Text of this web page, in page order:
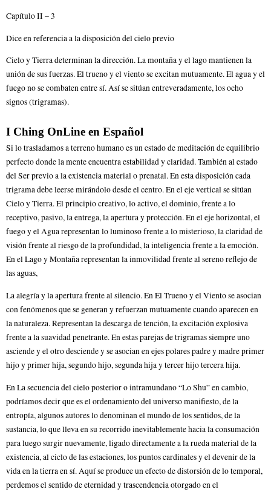
Capítulo II – 3
Dice en referencia a la disposición del cielo previo
Cielo y Tierra determinan la dirección. La montaña y el lago mantienen la
unión de sus fuerzas. El trueno y el viento se excitan mutuamente. El agua y el
fuego no se combaten entre sí. Así se sitúan entreveradamente, los ocho
signos (trigramas).
I Ching OnLine en Español
Si lo trasladamos a terreno humano es un estado de meditación de equilibrio
perfecto donde la mente encuentra estabilidad y claridad. También al estado
del Ser previo a la existencia material o prenatal. En esta disposición cada
trigrama debe leerse mirándolo desde el centro. En el eje vertical se sitúan
Cielo y Tierra. El principio creativo, lo activo, el dominio, frente a lo
receptivo, pasivo, la entrega, la apertura y protección. En el eje horizontal, el
fuego y el Agua representan lo luminoso frente a lo misterioso, la claridad de
visión frente al riesgo de la profundidad, la inteligencia frente a la emoción.
En el Lago y Montaña representan la inmovilidad frente al sereno reflejo de
las aguas,
La alegría y la apertura frente al silencio. En El Trueno y el Viento se asocian
con fenómenos que se generan y refuerzan mutuamente cuando aparecen en
la naturaleza. Representan la descarga de tención, la excitación explosiva
frente a la suavidad penetrante. En estas parejas de trigramas siempre uno
asciende y el otro desciende y se asocian en ejes polares padre y madre primer
hijo y primer hija, segundo hijo, segunda hija y tercer hijo tercera hija.
En La secuencia del cielo posterior o intramundano “Lo Shu” en cambio,
podríamos decir que es el ordenamiento del universo manifiesto, de la
entropía, algunos autores lo denominan el mundo de los sentidos, de la
sustancia, lo que lleva en su recorrido inevitablemente hacia la consumación
para luego surgir nuevamente, ligado directamente a la rueda material de la
existencia, al ciclo de las estaciones, los puntos cardinales y el devenir de la
vida en la tierra en sí. Aquí se produce un efecto de distorsión de lo temporal,
perdemos el sentido de eternidad y trascendencia otorgado en el